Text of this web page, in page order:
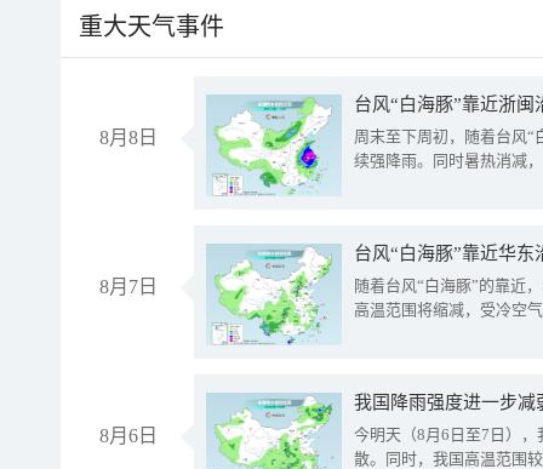
重大天气事件
8月8日
台风“白海豚”靠近浙
周末至下周初，随着台风“
续强降雨。同时暑热消减
8月7日
台风“白海豚”靠近华
随着台风“白海豚”的靠近
高温范围将缩减，受冷空
8月6日
今明天（8月6日至7日）
散。同时，我国高温范围